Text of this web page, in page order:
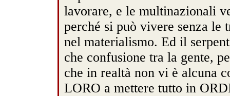
lavorare, e le multinazionali
perché si può vivere senza le
nel materialismo. Ed il
che confusione tra la gente,
che in realtà non vi è alcuna
LORO a mettere tutto in